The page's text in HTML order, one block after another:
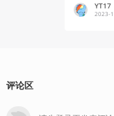
YT17
2023-
评论区